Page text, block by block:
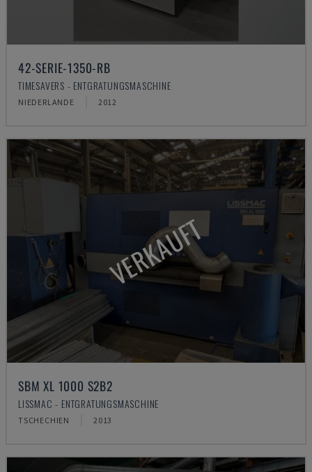
42-SERIE-1350-RB
TIMESAVERS - ENTGRATUNGSMASCHINE
NIEDERLANDE 2012
VERKAUFT
SBM XL 1000 S2B2
LISSMAC - ENTGRATUNGSMASCHINE
TSCHECHIEN 2013